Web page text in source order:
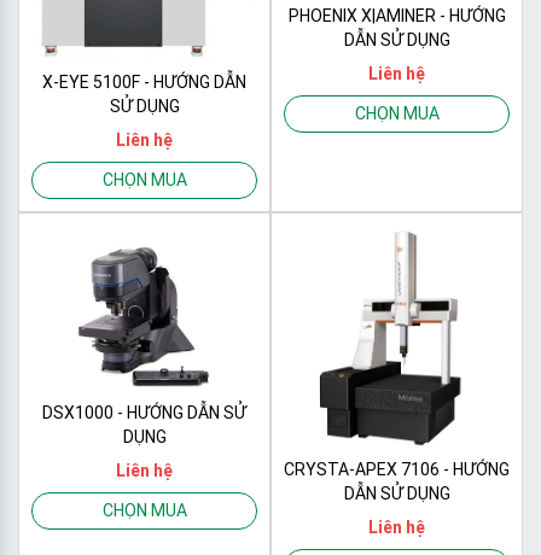
X-EYE 5100F - HƯỚNG DẪN
SỬ DỤNG
Liên hệ
CHỌN MUA
PHOENIX X|AMINER - HƯỚNG
DẪN SỬ DỤNG
Liên hệ
CHỌN MUA
DSX1000 - HƯỚNG DẪN SỬ
DỤNG
Liên hệ
CHỌN MUA
CRYSTA-APEX 7106 - HƯỚNG
DẪN SỬ DỤNG
Liên hệ